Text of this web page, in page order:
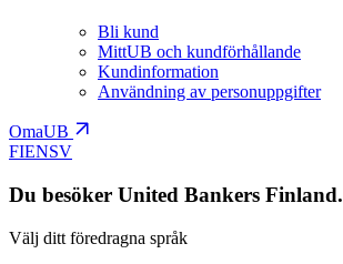
Bli kund
MittUB och kundförhållande
Kundinformation
Användning av personuppgifter
OmaUB
FIENSV
Du besöker United Bankers Finland.
Välj ditt föredragna språk